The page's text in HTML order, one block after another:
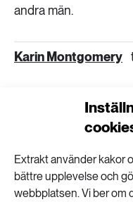
Extrakt använder kakor
bättre upplevelse och
webbplatsen. Vi ber om
andra män.
Karin Montgomery
VISA